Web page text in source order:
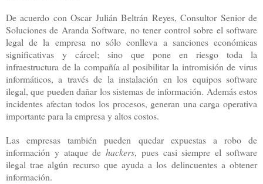
De acuerdo con Oscar Julián Beltrán Reyes, Consultor Senior de
Soluciones de Aranda Software, no tener control sobre el software
legal de la empresa no sólo conlleva a sanciones económicas
significativas y cárcel; sino que pone en riesgo toda la
infraestructura de la compañía al posibilitar la intromisión de virus
informáticos, a través de la instalación en los equipos software
ilegal, que pueden dañar los sistemas de información. Además estos
incidentes afectan todos los procesos, generan una carga operativa
importante para la empresa y altos costos.
Las empresas también pueden quedar expuestas a robo de
información y ataque dehackers, pues casi siempre el software
ilegal trae algún recurso que ayuda a los delincuentes a obtener
información.